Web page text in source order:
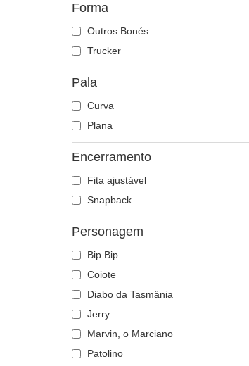
Cidades e Praias
Cocktails
DC Comics
Disney
Dragon Ball
Estados e Países
Famous
Harry Potter
Hip Hop Dogz
Jogo de Tronos
Forma
Outros Bonés
Trucker
Pala
Curva
Plana
Encerramento
Fita ajustável
Snapback
Personagem
Bip Bip
Coiote
Diabo da Tasmânia
Jerry
Marvin, o Marciano
Patolino